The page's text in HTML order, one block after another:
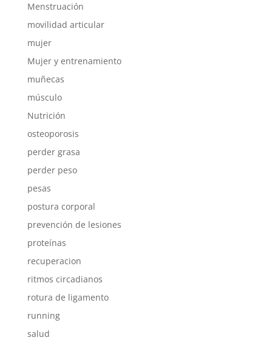
Menstruación
movilidad articular
mujer
Mujer y entrenamiento
muñecas
músculo
Nutrición
osteoporosis
perder grasa
perder peso
pesas
postura corporal
prevención de lesiones
proteínas
recuperacion
ritmos circadianos
rotura de ligamento
running
salud